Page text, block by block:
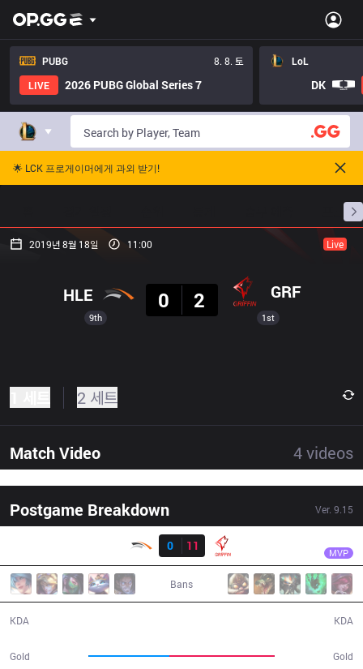
PUBG
8. 8. 토
LIVE
2026 PUBG Global Series 7
LoL
DK
🌟 LCK 프로게이머에게 과외 받기!
프로빌
2019년 8월 18일 11:00 Live
9th
HLE
0
2 GRF
1st
2 세트
Match Video 4videos
Postgame Breakdown Ver. 9.15
0
11 MVP
Bans
KDA
Gold Gold
KDA